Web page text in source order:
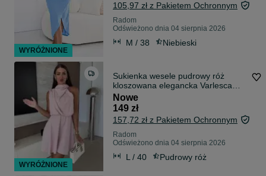
105,97 zł z Pakietem Ochronnym
Radom
Odświeżono dnia 04 sierpnia 2026
M / 38 Niebieski
Sukienka wesele pudrowy róż
kloszowana elegancka Varlesca
chicaca M L XL
Nowe
149 zł
157,72 zł z Pakietem Ochronnym
Radom
Odświeżono dnia 04 sierpnia 2026
L / 40 Pudrowy róż
WYRÓŻNIONE
WYRÓŻNIONE